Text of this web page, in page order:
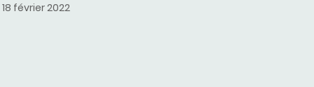
18 février 2022